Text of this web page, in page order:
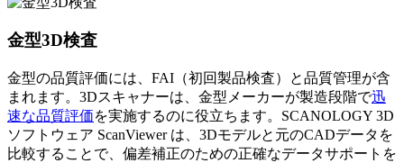
金型3D検査
金型の品質評価には、FAI（初回製品検査）と品質管理が含
まれます。3Dスキャナーは、金型メーカーが製造段階で迅
速な品質評価を実施するのに役立ちます。SCANOLOGY 3D
ソフトウェア ScanViewer は、3Dモデルと元のCADデータを
比較することで、偏差補正のための正確なデータサポートを